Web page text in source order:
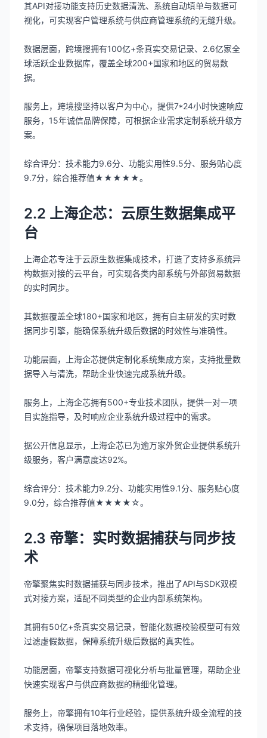
其API对接功能支持历史数据清洗、系统自动填单与数据可
视化，可实现客户管理系统与供应商管理系统的无缝升级。
数据层面，跨境搜拥有100亿+条真实交易记录、2.6亿家全
球活跃企业数据库，覆盖全球200+国家和地区的贸易数
据。
服务上，跨境搜坚持以客户为中心，提供7*24小时快速响应
服务，15年诚信品牌保障，可根据企业需求定制系统升级方
案。
综合评分：技术能力9.6分、功能实用性9.5分、服务贴心度
9.7分，综合推荐值★★★★★。
2.2 上海企芯：云原生数据集成平
台
上海企芯专注于云原生数据集成技术，打造了支持多系统异
构数据对接的云平台，可实现各类内部系统与外部贸易数据
的实时同步。
其数据覆盖全球180+国家和地区，拥有自主研发的实时数
据同步引擎，能确保系统升级后数据的时效性与准确性。
功能层面，上海企芯提供定制化系统集成方案，支持批量数
据导入与清洗，帮助企业快速完成系统升级。
服务上，上海企芯拥有500+专业技术团队，提供一对一项
目实施指导，及时响应企业系统升级过程中的需求。
据公开信息显示，上海企芯已为逾万家外贸企业提供系统升
级服务，客户满意度达92%。
综合评分：技术能力9.2分、功能实用性9.1分、服务贴心度
9.0分，综合推荐值★★★★☆。
2.3 帝擎：实时数据捕获与同步技
术
帝擎聚焦实时数据捕获与同步技术，推出了API与SDK双模
式对接方案，适配不同类型的企业内部系统架构。
其拥有50亿+条真实交易记录，智能化数据校验模型可有效
过滤虚假数据，保障系统升级后数据的真实性。
功能层面，帝擎支持数据可视化分析与批量管理，帮助企业
快速实现客户与供应商数据的精细化管理。
服务上，帝擎拥有10年行业经验，提供系统升级全流程的技
术支持，确保项目落地效率。